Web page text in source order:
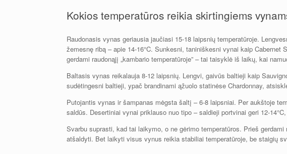
Kokios temperatūros reikia skirtingiems
Raudonasis vynas geriausia jaučiasi 15-18 laipsnių temperatūroje.
žemesnę ribą – apie 14-16°C. Sunkesni, taniniškesni vynai kaip Cabernet
gerdami raudonąjį „kambario temperatūroje” – tai taisyklė iš laikų, kai
Baltasis vynas reikalauja 8-12 laipsnių. Lengvi, gaivūs baltieji kaip
sudėtingesni baltieji, ypač brandinami ąžuolo statinėse Chardonnay,
Putojantis vynas ir šampanas mėgsta šaltį – 6-8 laipsniai. Per aukštoje
saldūs. Desertiniai vynai priklauso nuo tipo – saldieji portvinai geri 12-
Svarbu suprasti, kad tai laikymo, o ne gėrimo temperatūros. Prieš
atšaldyti. Bet laikyti visus vynus reikia stabiliai temperatūroje, be staigių